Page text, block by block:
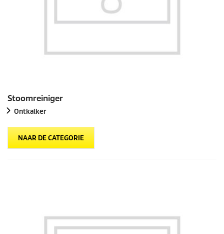
Stoomreiniger
Ontkalker
NAAR DE CATEGORIE